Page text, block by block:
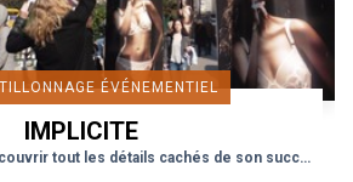
ÉVÉNEMENTIEL
IMPLICITE
Implicite vous fait découvrir tout les détails cachés de son succès